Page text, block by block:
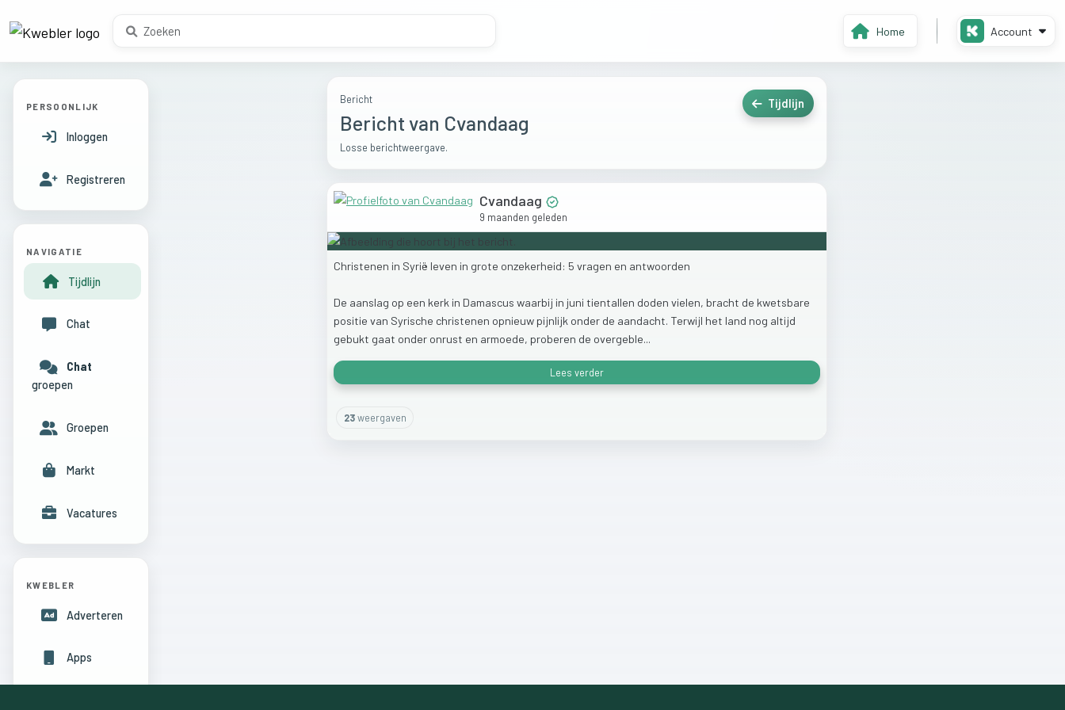
Home Account
Bericht
Bericht van Cvandaag
Losse berichtweergave.
Tijdlijn
Cvandaag
9 maanden geleden
Christenen in Syrië leven in grote onzekerheid: 5 vragen en antwoorden
De aanslag op een kerk in Damascus waarbij in juni tientallen doden vielen, bracht de kwetsbare
positie van Syrische christenen opnieuw pijnlijk onder de aandacht. Terwijl het land nog altijd
gebukt gaat onder onrust en armoede, proberen de overgeble...
Lees verder
23weergaven
PERSOONLIJK
Inloggen
Registreren
NAVIGATIE
Tijdlijn
Chat
Chat
groepen
Groepen
Markt
Vacatures
KWEBLER
Adverteren
Apps